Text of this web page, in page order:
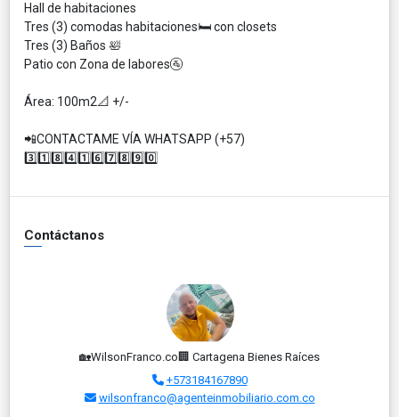
Hall de habitaciones
Tres (3) comodas habitaciones🛏️ con closets
Tres (3) Baños 🛀
Patio con Zona de labores🚰
Área: 100m2📐 +/-
📲CONTACTAME VÍA WHATSAPP (+57)
3️⃣1️⃣8️⃣4️⃣1️⃣6️⃣7️⃣8️⃣9️⃣0️⃣
Contáctanos
🏡WilsonFranco.co🏢 Cartagena Bienes Raíces
+573184167890
wilsonfranco@agenteinmobiliario.com.co